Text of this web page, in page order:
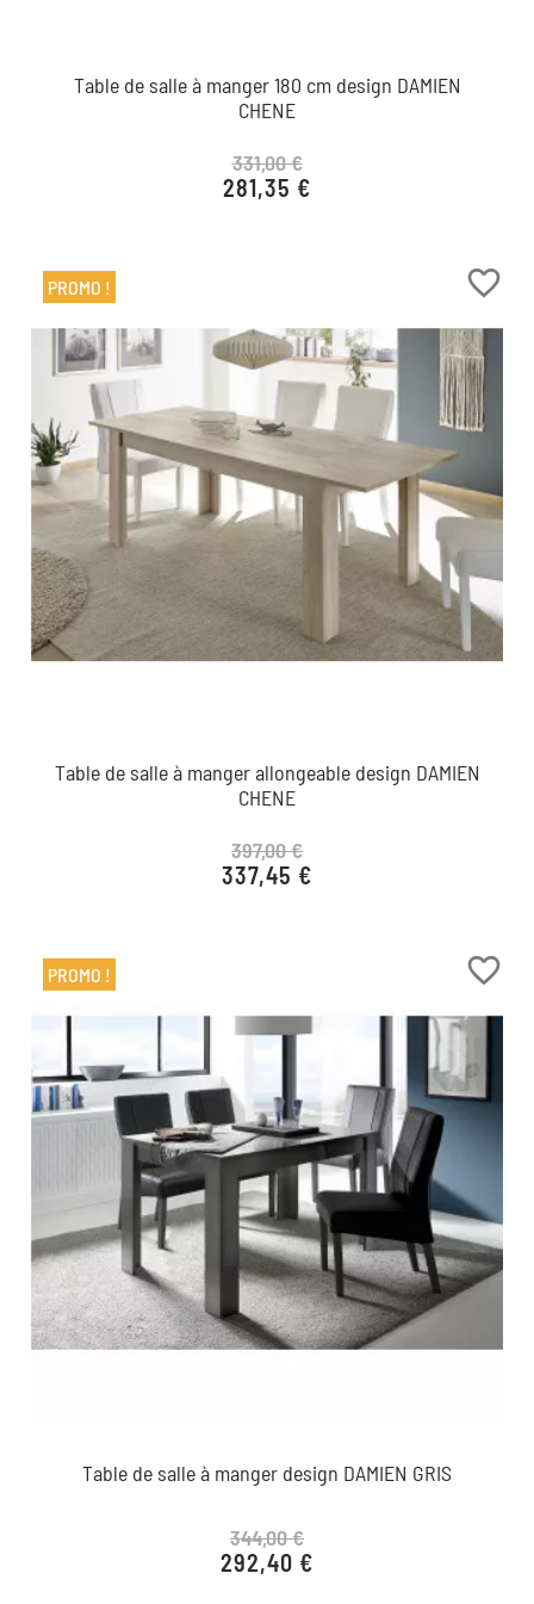
Table de salle à manger 180 cm design DAMIEN
CHENE
Prix de base
331,00 €
Prix
281,35 €
favorite_border
Table de salle à manger allongeable design DAMIEN
CHENE
Prix de base
397,00 €
Prix
337,45 €
PROMO !
favorite_border
Table de salle à manger design DAMIEN GRIS
Prix de base
344,00 €
Prix
292,40 €
PROMO !